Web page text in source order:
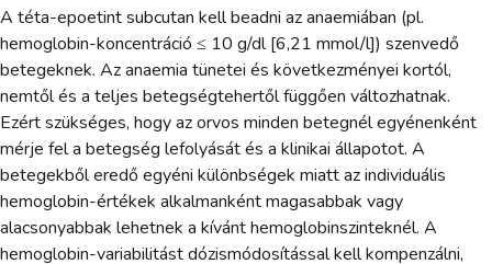
A téta-epoetint subcutan kell beadni az anaemiában (pl.
hemoglobin-koncentráció ≤ 10 g/dl [6,21 mmol/l]) szenvedő
betegeknek. Az anaemia tünetei és következményei kortól,
nemtől és a teljes betegségtehertől függően változhatnak.
Ezért szükséges, hogy az orvos minden betegnél egyénenként
mérje fel a betegség lefolyását és a klinikai állapotot. A
betegekből eredő egyéni különbségek miatt az individuális
hemoglobin-értékek alkalmanként magasabbak vagy
alacsonyabbak lehetnek a kívánt hemoglobinszinteknél. A
hemoglobin-variabilitást dózismódosítással kell kompenzálni,